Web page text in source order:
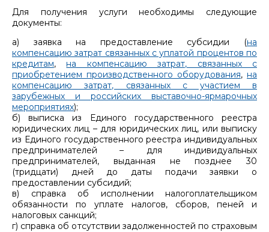
Для получения услуги необходимы следующие
документы:
а) заявка на предоставление субсидии (на
компенсацию затрат связанных с уплатой процентов по
кредитам,на компенсацию затрат, связанных с
приобретением производственного оборудования, на
компенсацию затрат, связанных с участием в
зарубежных и российских выставочно-ярмарочных
мероприятиях);
б) выписка из Единого государственного реестра
юридических лиц – для юридических лиц, или выписку
из Единого государственного реестра индивидуальных
предпринимателей – для индивидуальных
предпринимателей, выданная не позднее 30
(тридцати) дней до даты подачи заявки о
предоставлении субсидий;
в) справка об исполнении налогоплательщиком
обязанности по уплате налогов, сборов, пеней и
налоговых санкций;
г) справка об отсутствии задолженностей по страховым